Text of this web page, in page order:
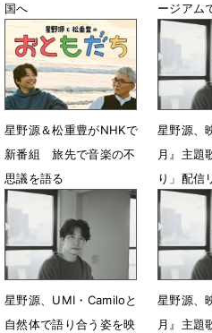
国へ
1月9日 17時43分
ージアム
星野源＆松重豊がNHKで
新番組 旅先で音楽の不
思議を語る
星野源、
月』主題
り」配信
星野源、UMI・Camiloと
自然体で語り合う姿を映
星野源、
月』主題